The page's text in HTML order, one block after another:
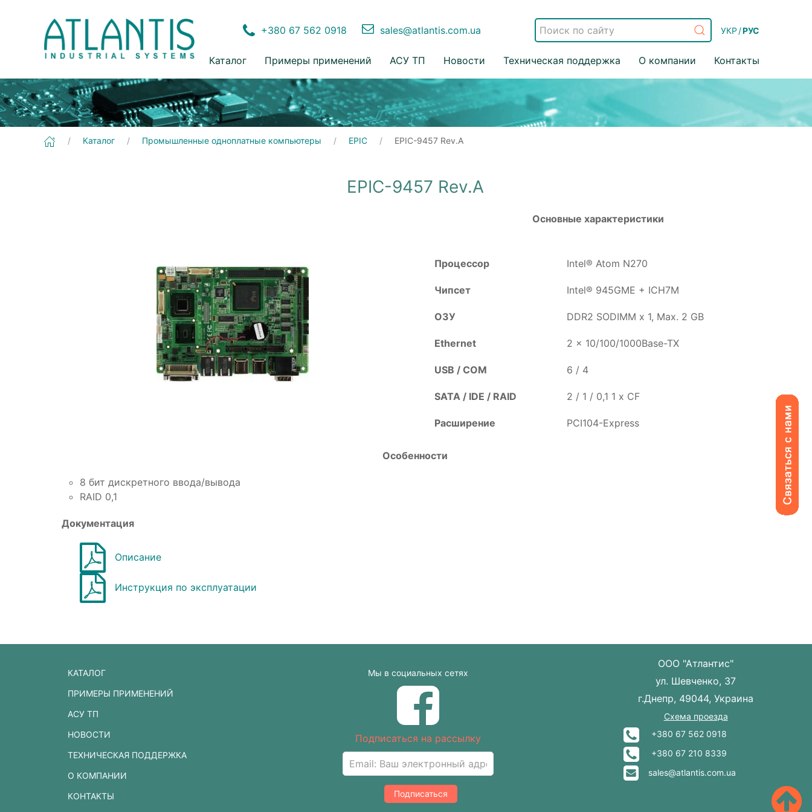
+380 67 562 0918 sales@atlantis.com.ua УКР /РУС
Каталог Примеры применений АСУ ТП Новости Техническая поддержка О компании Контакты
Каталог Промышленные одноплатные компьютеры EPIC EPIC-9457 Rev.A
EPIC-9457 Rev.A
Основные характеристики
Процессор Intel® Atom N270
Чипсет Intel® 945GME + ICH7M
ОЗУ DDR2 SODIMM x 1, Max. 2 GB
Ethernet 2 x 10/100/1000Base-TX
USB / COM 6 / 4
SATA / IDE / RAID 2 / 1 / 0,1 1 x CF
Расширение PCI104-Express
Особенности
8 бит дискретного ввода/вывода
RAID 0,1
Документация
Описание
Инструкция по эксплуатации
КАТАЛОГ
ПРИМЕРЫ ПРИМЕНЕНИЙ
АСУ ТП
НОВОСТИ
ТЕХНИЧЕСКАЯ ПОДДЕРЖКА
О КОМПАНИИ
КОНТАКТЫ
Мы в социальных сетях
Подписаться на рассылку
Подписаться
ООО "Атлантис"
ул. Шевченко, 37
г.Днепр, 49044, Украина
Схема проезда
+380 67 562 0918
+380 67 210 8339
sales@atlantis.com.ua